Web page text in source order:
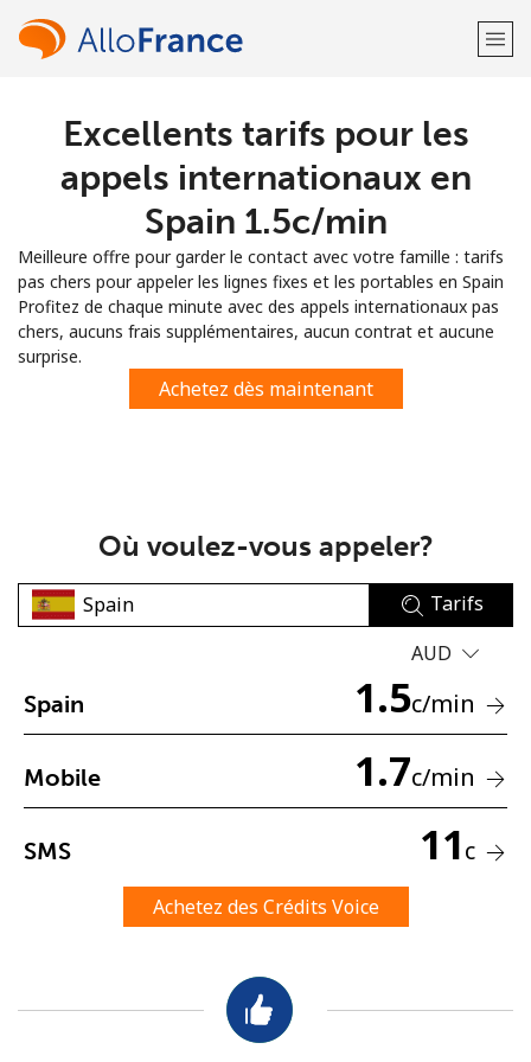
Bienvenue!
Vous avez déjà un compte?
S'enregistrer avec
ou
Aucun mot de passe créé
Une lettre majuscule et une lettre minuscule
Un numéro
Restez en contact pour obtenir nos meilleures offres.
Excellents tarifs pour les
appels internationaux en
Spain ⁦1.5c⁩/min
Meilleure offre pour garder le contact avec votre famille : tarifs
pas chers pour appeler les lignes fixes et les portables en Spain
Profitez de chaque minute avec des appels internationaux pas
chers, aucuns frais supplémentaires, aucun contrat et aucune
surprise.
Achetez dès maintenant
Où voulez-vous appeler?
Tarifs
AUD
Spain 1.5c/min
Mobile 1.7c/min
SMS 11c
Achetez des Crédits Voice